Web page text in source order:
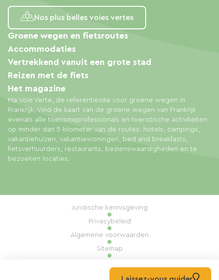
Nos plus belles voies vertes
Ma Voie Verte, de referentiesite voor groene wegen in
Frankrijk. Vind de kaart van de groene wegen van Frankrijk
evenals alle toerismeprofessionals en toeristische activiteiten
op minder dan 5 kilometer van de routes: hotels, campings,
vakantiehuizen, vakantiewoningen, bed and breakfasts,
fietsverhuurders, restaurants, bezienswaardigheden en te
bezoeken locaties.
Groene wegen en fietsroutes
Accommodaties
Vertrekkend vanuit een grote stad
Reizen met de fiets
Het magazine
Juridische kennisgeving
Privacybeleid
Algemene voorwaarden
Sitemap
Realisatie: Mill, Privas